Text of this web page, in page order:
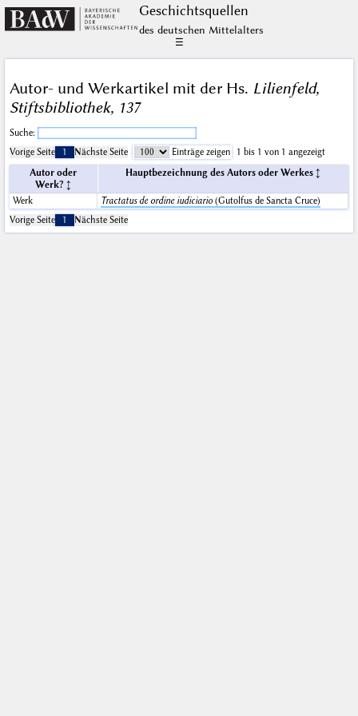
Geschichts­quellen
des deutschen Mittelalters
☰
Autor- und Werkartikel mit der Hs. Lilienfeld,
Stiftsbibliothek, 137
Suche:
Vorige Seite
1 Nächste Seite Einträge zeigen
1 bis 1 von 1 angezeigt
Autor oder
Werk?
Hauptbezeichnung des Autors oder Werkes
Werk Tractatus de ordine iudiciario(Gutolfus de Sancta Cruce)
Vorige Seite
1 Nächste Seite